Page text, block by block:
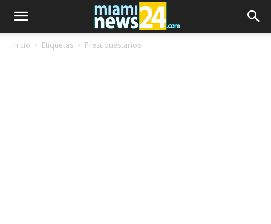
Inicio Etiquetas Presupuestarios